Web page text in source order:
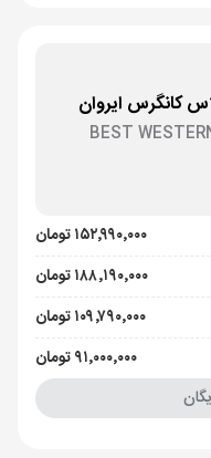
کانگرس ایروان
BEST
۱۵۲٬۹۹۰٬۰۰۰ تومان
۱۸۸٬۱۹۰٬۰۰۰ تومان
۱۰۹٬۷۹۰٬۰۰۰ تومان
۹۱٬۰۰۰٬۰۰۰ تومان